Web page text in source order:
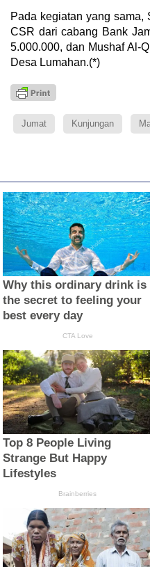
Pada kegiatan yang sama,
CSR dari cabang Bank
5.000.000, dan Mushaf Al-
Desa Lumahan.(*)
Jumat Kunjungan